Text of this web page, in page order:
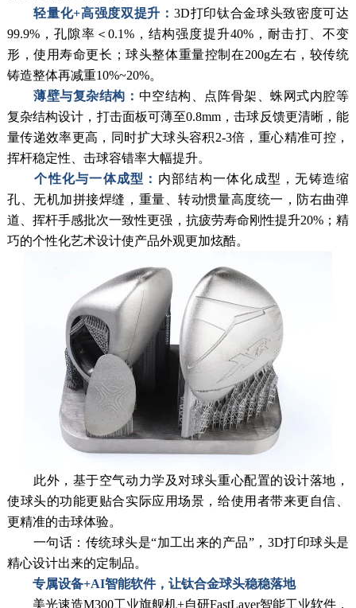
轻量化+高强度双提升： 3D打印钛合金球头致密度可达
99.9%，孔隙率＜0.1%，结构强度提升40%，耐击打、不变
形，使用寿命更长；球头整体重量控制在200g左右，较传统
铸造整体再减重10%~20%。
薄壁与复杂结构： 中空结构、点阵骨架、蛛网式内腔等
复杂结构设计，打击面板可薄至0.8mm，击球反馈更清晰，能
量传递效率更高，同时扩大球头容积2-3倍，重心精准可控，
挥杆稳定性、击球容错率大幅提升。
个性化与一体成型： 内部结构一体化成型，无铸造缩
孔、无机加拼接焊缝，重量、转动惯量高度统一，防右曲弹
道、挥杆手感批次一致性更强，抗疲劳寿命刚性提升20%；精
巧的个性化艺术设计使产品外观更加炫酷。
此外，基于空气动力学及对球头重心配置的设计落地，
使球头的功能更贴合实际应用场景，给使用者带来更自信、
更精准的击球体验。
一句话：传统球头是“加工出来的产品”，3D打印球头是
精心设计出来的定制品。
专属设备+AI智能软件，让钛合金球头稳稳落地
美光速造M300工业旗舰机+自研FastLayer智能工业软件，